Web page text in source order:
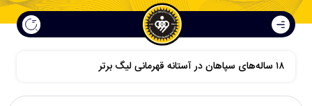
۱۸ ساله‌های سپاهان در آستانه قهرمانی لیگ برتر